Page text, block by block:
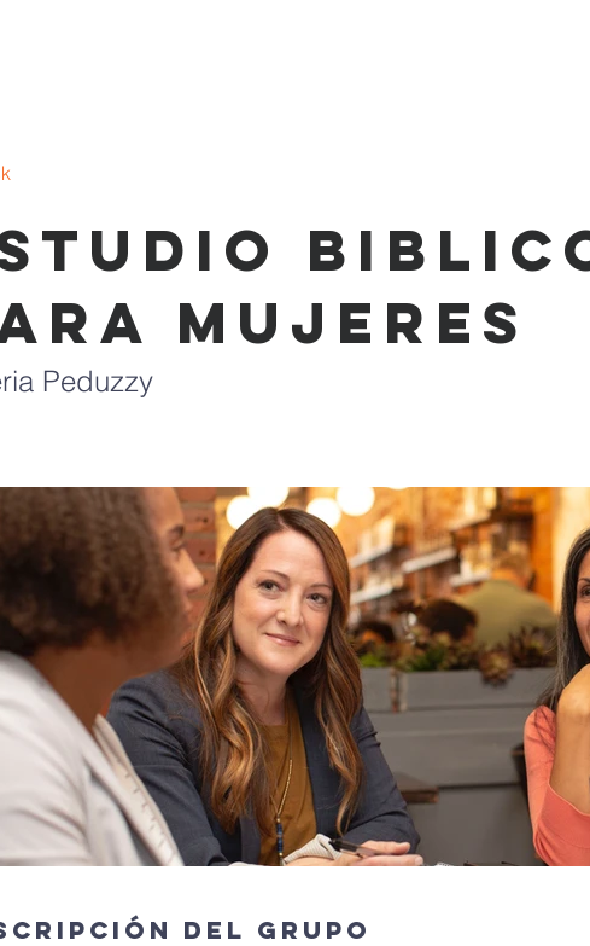
Mujeres
Peduzzy
del grupo